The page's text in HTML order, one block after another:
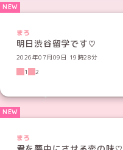
まろ
明日渋谷留学です♡
2026年07月09日 19時28分
1
2
まろ